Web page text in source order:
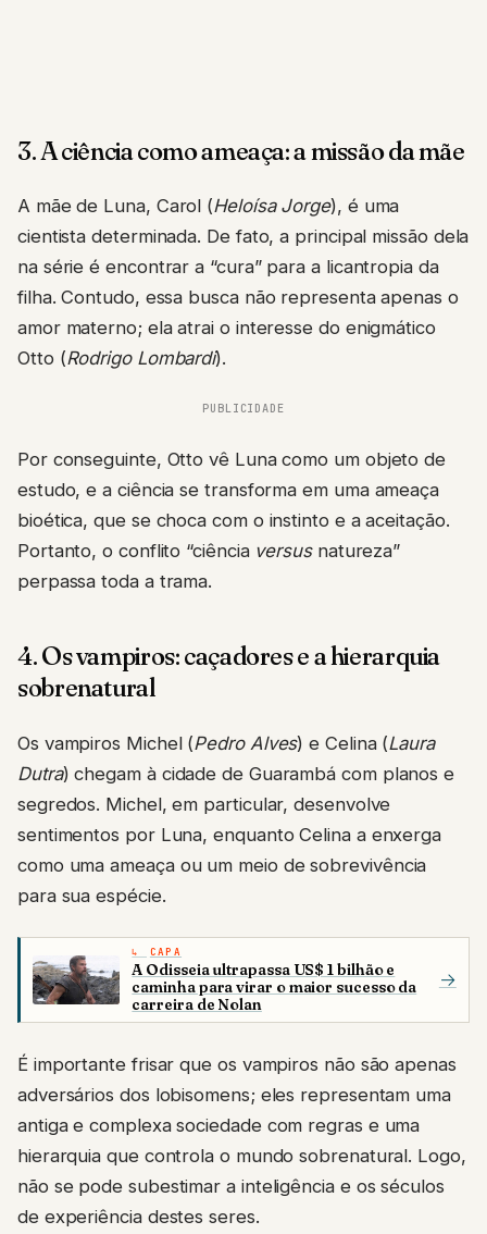
3. A ciência como ameaça: a missão da mãe
A mãe de Luna, Carol (Heloísa Jorge), é uma
cientista determinada. De fato, a principal missão dela
na série é encontrar a “cura” para a licantropia da
filha. Contudo, essa busca não representa apenas o
amor materno; ela atrai o interesse do enigmático
Otto (Rodrigo Lombardi).
PUBLICIDADE
Por conseguinte, Otto vê Luna como um objeto de
estudo, e a ciência se transforma em uma ameaça
bioética, que se choca com o instinto e a aceitação.
Portanto, o conflito “ciência versusnatureza”
perpassa toda a trama.
4. Os vampiros: caçadores e a hierarquia
sobrenatural
Os vampiros Michel (Pedro Alves) e Celina (Laura
Dutra) chegam à cidade de Guarambá com planos e
segredos. Michel, em particular, desenvolve
sentimentos por Luna, enquanto Celina a enxerga
como uma ameaça ou um meio de sobrevivência
para sua espécie.
CAPA
A Odisseia ultrapassa US$ 1 bilhão e
caminha para virar o maior sucesso da
carreira de Nolan
→
É importante frisar que os vampiros não são apenas
adversários dos lobisomens; eles representam uma
antiga e complexa sociedade com regras e uma
hierarquia que controla o mundo sobrenatural. Logo,
não se pode subestimar a inteligência e os séculos
de experiência destes seres.